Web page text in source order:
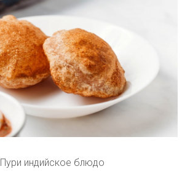
Пури индийское блюдо